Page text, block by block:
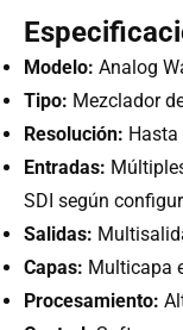
Modelo: Analog
Tipo: Mezclador
Resolución: Hasta
Entradas:
SDI según
Salidas:
Capas: Multicapa
Procesamiento: